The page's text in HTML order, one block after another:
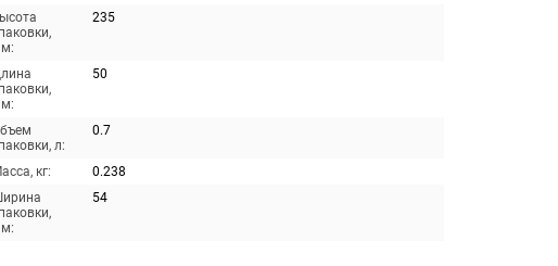
235
50
л:
0.7
кг:
0.238
54